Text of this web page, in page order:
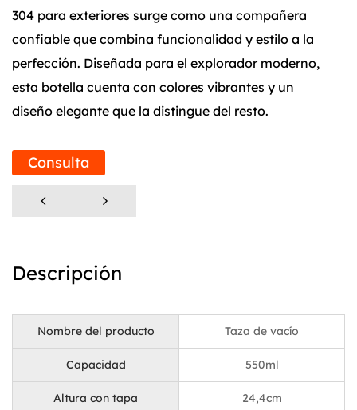
304 para exteriores surge como una compañera
confiable que combina funcionalidad y estilo a la
perfección. Diseñada para el explorador moderno,
esta botella cuenta con colores vibrantes y un
diseño elegante que la distingue del resto.
Diseño distintivo:
El exterior de esta botella de agua no se trata sólo
de apariencia; es un testimonio de una ingeniería
medida hasta sus funciones fáciles de usar. Ya sea
su carácter distintivo brilla, lo que lo convierte en un
accesorio que destaca en cualquier entorno.
Opciones de tapa versátiles:
Consulta
Descripción
Nombre del producto Taza de vacío
Capacidad 550ml
Altura con tapa 24,4cm